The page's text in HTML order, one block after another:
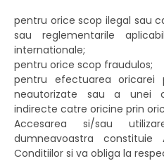
pentru orice scop ilegal sau
sau reglementarile
internationale;
pentru orice scop fraudulos;
pentru efectuarea oricarei
neautorizate sau a unei
indirecte catre oricine prin
Accesarea si/sau
dumneavoastra constituie
Conditiilor si va obliga la